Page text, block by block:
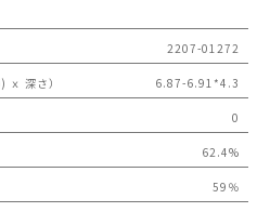
2207-01272
深さ） 6.87-6.91*4.3
0
62.4%
59％